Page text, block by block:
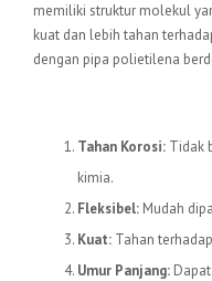
memiliki struktur molekul
kuat dan lebih tahan
dengan pipa polietilena
Tahan Korosi: Tidak
kimia.
Fleksibel: Mudah
Kuat: Tahan
Umur Panjang: